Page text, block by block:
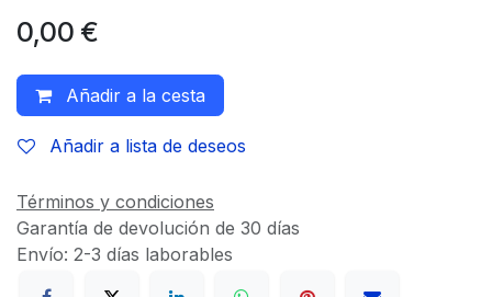
0,00 €
Añadir a la cesta
Añadir a lista de deseos
Términos y condiciones
Garantía de devolución de 30 días
Envío: 2-3 días laborables